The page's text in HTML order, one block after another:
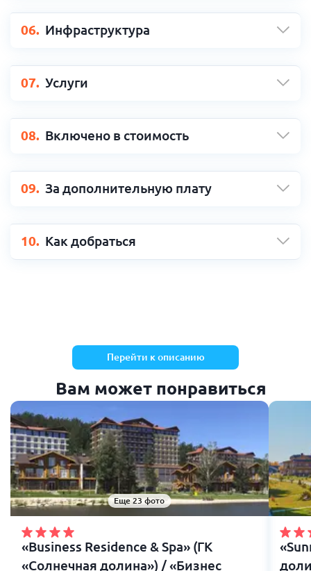
06. Инфраструктура
07. Услуги
08. Включено в стоимость
09. За дополнительную плату
10. Как добраться
Перейти к описанию
Вам может понравиться
Еще 23 фото
«Business Residence & Spa» (ГК
«Солнечная долина») / «Бизнес